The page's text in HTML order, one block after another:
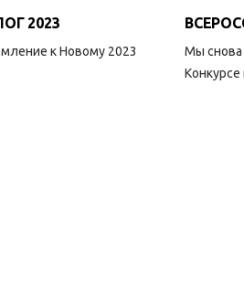
2023
к Новому 2023
Мы снова